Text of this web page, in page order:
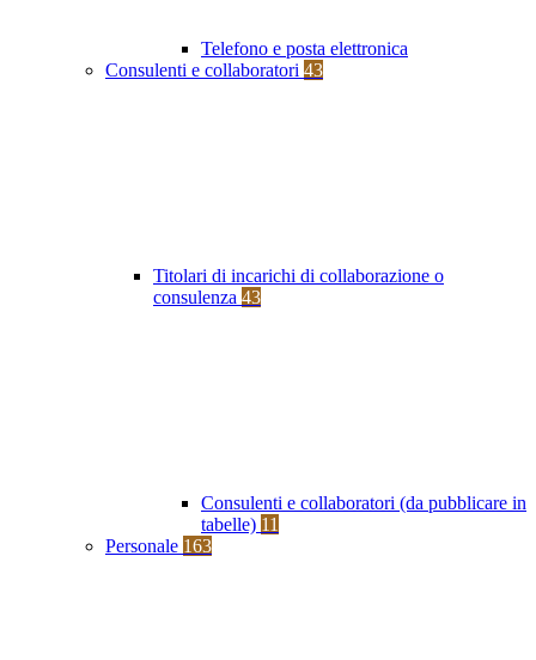
Telefono e posta elettronica
Consulenti e collaboratori 43
Titolari di incarichi di collaborazione o
consulenza 43
Consulenti e collaboratori (da pubblicare in
tabelle) 11
Personale 163